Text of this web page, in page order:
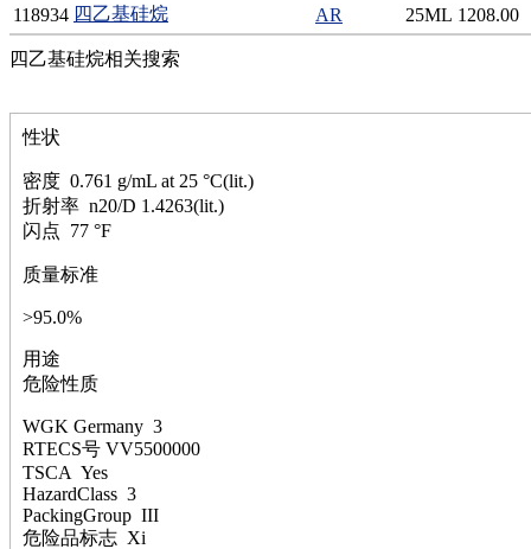
硫
铝
氯
锰
硅烷
林
醚
脒
钠
钼
萘
脲
镍
铍
嘌呤
其它
铅
嗪
118934 四乙基硅烷 AR 25ML 1208.00
性状
密度 0.761 g/mL at 25 °C(lit.)
折射率 n20/D 1.4263(lit.)
闪点 77 °F
质量标准
>95.0%
用途
危险性质
WGK Germany 3
RTECS号 VV5500000
TSCA Yes
HazardClass 3
PackingGroup III
危险品标志 Xi
四乙基硅烷相关搜索